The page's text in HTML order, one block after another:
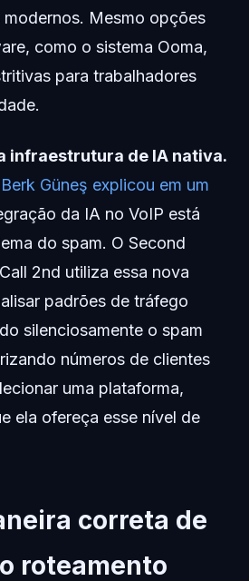
Mesmo opções
como o sistema Ooma,
para trabalhadores
infraestrutura de IA nativa.
Berk Güneş explicou em um
da IA no VoIP está
do spam. O Second
2nd utiliza essa nova
padrões de tráfego
silenciosamente o spam
números de clientes
uma plataforma,
ela ofereça esse nível de
correta de
roteamento